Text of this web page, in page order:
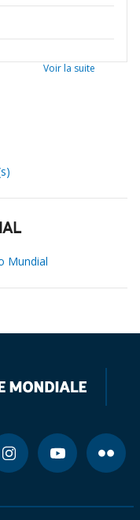
Voir la suite
Mundial